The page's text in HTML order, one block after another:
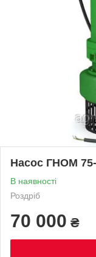
Насос ГНОМ
В наявності
Роздріб
70 000 ₴